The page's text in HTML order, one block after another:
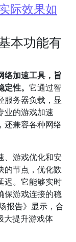
际效果如
本功能有
络加速工具，旨
性。 它通过智
服务器负载，显
业的游戏加速
还兼容各种网络
、游戏优化和安
的节点，优化数
迟。它能够实时
保游戏连接的稳
报告》显示，合
大提升游戏体